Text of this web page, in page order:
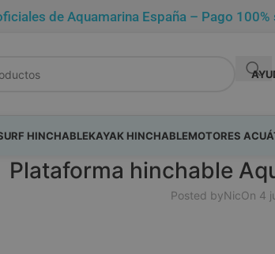
de Aquamarina España – Pago 100%
HINCHABLEKAYAK HINCHABLEMOTORES
Plataforma hinchable
Posted byNicOn 4